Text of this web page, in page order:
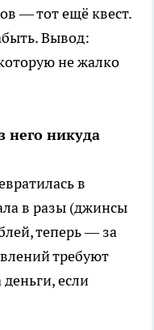
— тот ещё квест.
Вывод:
не жалко
него никуда
в
в разы (джинсы
теперь — за
требуют
если